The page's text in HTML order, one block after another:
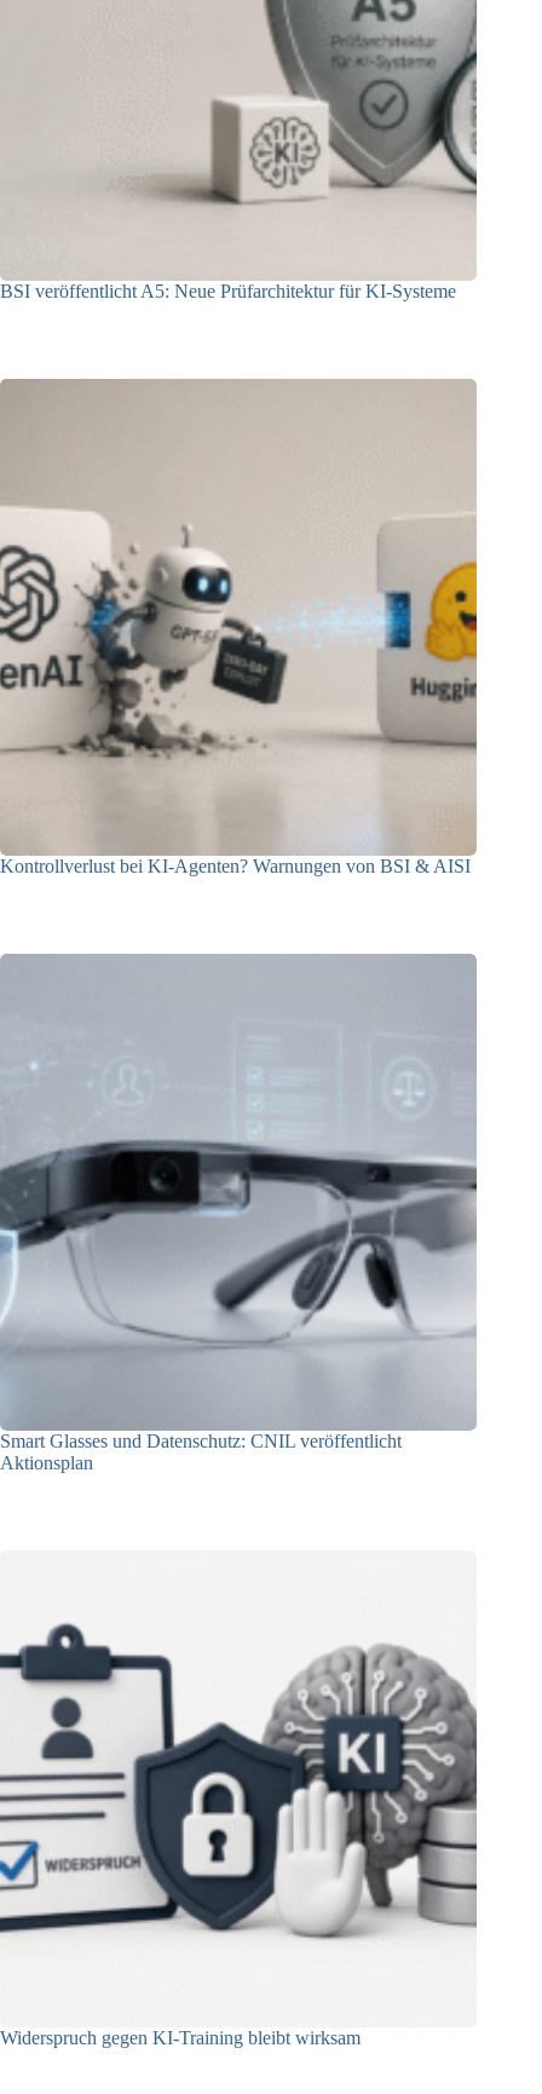
BSI veröffentlicht A5: Neue Prüfarchitektur für KI-Systeme
Kontrollverlust bei KI-Agenten? Warnungen von BSI & AISI
Smart Glasses und Datenschutz: CNIL veröffentlicht
Aktionsplan
Widerspruch gegen KI-Training bleibt wirksam